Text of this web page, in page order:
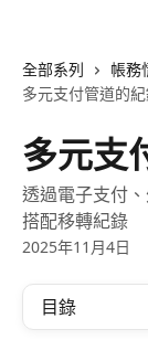
全部系列 帳務
多元支付管道的
多元支
透過電子支付
搭配移轉紀錄
2025年11月4日
目錄